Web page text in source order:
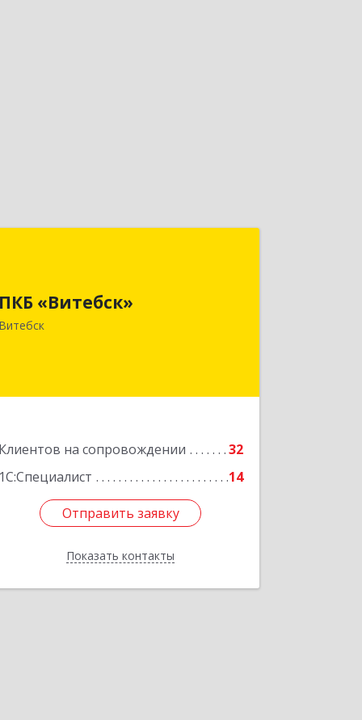
ПКБ «Витебск»
Витебск
Клиентов на сопровождении
32
1С:Специалист
14
Отправить заявку
Показать контакты
Республика Беларусь, 210026, г.
Витебск, ул. Замковая, д. 4-3, каб. 304
Отправить заявку
Назад